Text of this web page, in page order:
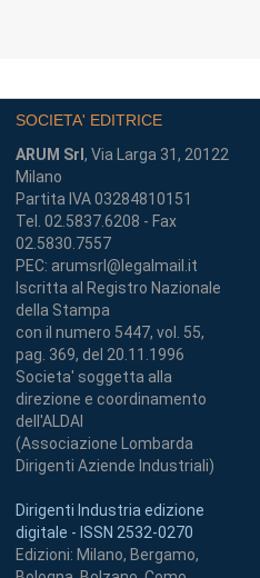
SOCIETA' EDITRICE
ARUM Srl , Via Larga 31, 20122
Milano
Partita IVA 03284810151
Tel. 02.5837.6208 - Fax
02.5830.7557
PEC: arumsrl@legalmail.it
Iscritta al Registro Nazionale
della Stampa
con il numero 5447, vol. 55,
pag. 369, del 20.11.1996
Societa' soggetta alla
direzione e coordinamento
dell'ALDAI
(Associazione Lombarda
Dirigenti Aziende Industriali)
Dirigenti Industria edizione
digitale - ISSN 2532-0270
Edizioni: Milano, Bergamo,